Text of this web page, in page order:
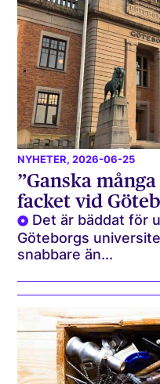
NYHETER, 2026-06-25
”Ganska
facket vid
Det är bäddat för
Göteborgs
snabbare än...